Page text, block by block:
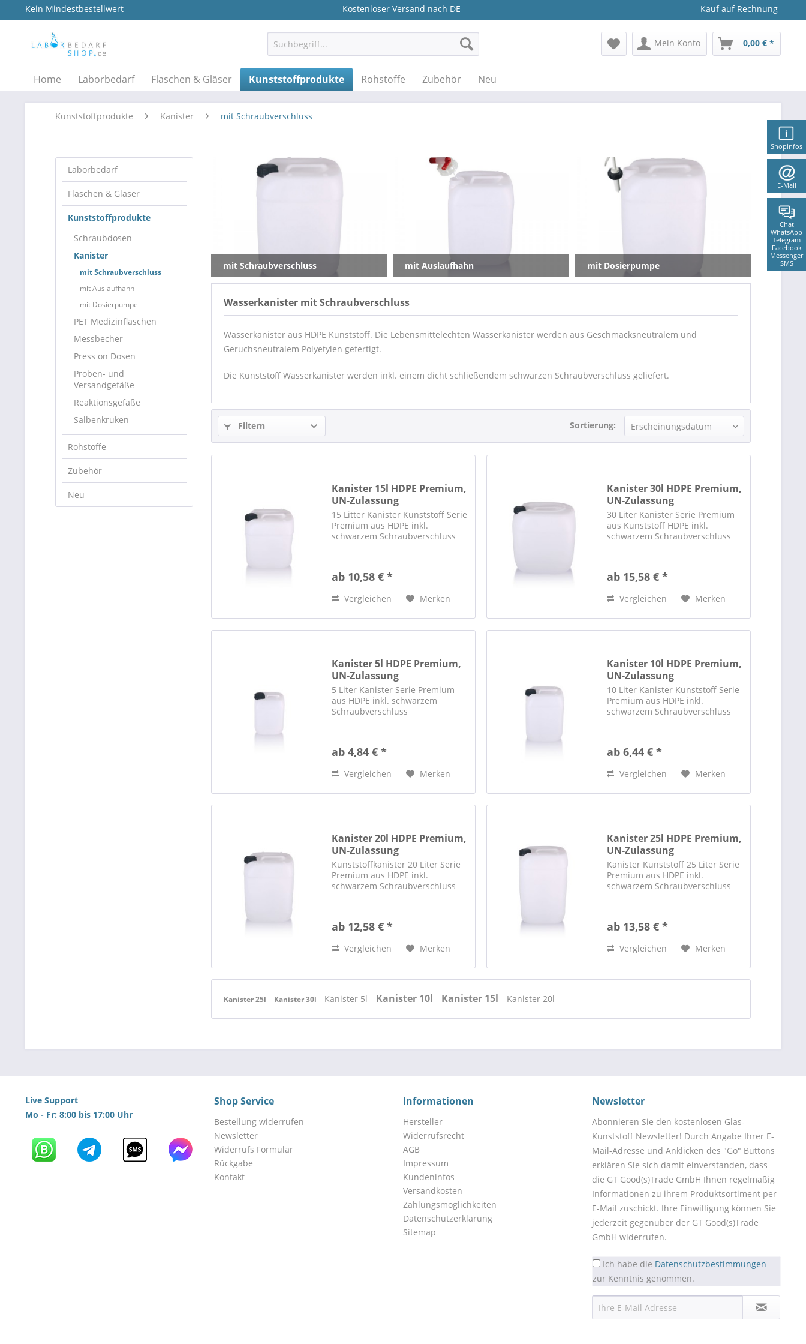
Shopinfos
E-Mail
Chat
WhatsApp
Telegram
Facebook
Messenger
SMS
Kein Mindestbestellwert Kostenloser Versand nach DE Kauf auf Rechnung
Mein Konto 0,00 € *
Home Laborbedarf Flaschen & Gläser Kunststoffprodukte Rohstoffe Zubehör Neu
Kunststoffprodukte Kanister mit Schraubverschluss
Laborbedarf
Flaschen & Gläser
Kunststoffprodukte
Schraubdosen
Kanister
mit Schraubverschluss
mit Auslaufhahn
mit Dosierpumpe
PET Medizinflaschen
Messbecher
Press on Dosen
Proben- und
Versandgefäße
Reaktionsgefäße
Salbenkruken
Rohstoffe
Zubehör
Neu
mit Schraubverschluss mit Auslaufhahn mit Dosierpumpe
Wasserkanister mit Schraubverschluss
Wasserkanister aus HDPE Kunststoff. Die Lebensmittelechten Wasserkanister werden aus Geschmacksneutralem und
Geruchsneutralem Polyetylen gefertigt.
Die Kunststoff Wasserkanister werden inkl. einem dicht schließendem schwarzen Schraubverschluss geliefert.
Filtern Sortierung:
Kanister 15l HDPE Premium,
UN-Zulassung
15 Litter Kanister Kunststoff Serie
Premium aus HDPE inkl.
schwarzem Schraubverschluss
ab 10,58 € *
Vergleichen Merken
Kanister 30l HDPE Premium,
UN-Zulassung
30 Liter Kanister Serie Premium
aus Kunststoff HDPE inkl.
schwarzem Schraubverschluss
ab 15,58 € *
Vergleichen Merken
Kanister 5l HDPE Premium,
UN-Zulassung
5 Liter Kanister Serie Premium
aus HDPE inkl. schwarzem
Schraubverschluss
ab 4,84 € *
Vergleichen Merken
Kanister 10l HDPE Premium,
UN-Zulassung
10 Liter Kanister Kunststoff Serie
Premium aus HDPE inkl.
schwarzem Schraubverschluss
ab 6,44 € *
Vergleichen Merken
Kanister 20l HDPE Premium,
UN-Zulassung
Kunststoffkanister 20 Liter Serie
Premium aus HDPE inkl.
schwarzem Schraubverschluss
ab 12,58 € *
Vergleichen Merken
Kanister 25l HDPE Premium,
UN-Zulassung
Kanister Kunststoff 25 Liter Serie
Premium aus HDPE inkl.
schwarzem Schraubverschluss
ab 13,58 € *
Vergleichen Merken
Kanister 25l Kanister 30l Kanister 5l Kanister 10l Kanister 15l Kanister 20l
Live Support
Mo - Fr: 8:00 bis 17:00 Uhr
Shop Service
Bestellung widerrufen
Newsletter
Widerrufs Formular
Rückgabe
Kontakt
Informationen
Hersteller
Widerrufsrecht
AGB
Impressum
Kundeninfos
Versandkosten
Zahlungsmöglichkeiten
Datenschutzerklärung
Sitemap
Newsletter
Abonnieren Sie den kostenlosen Glas-
Kunststoff Newsletter! Durch Angabe Ihrer E-
Mail-Adresse und Anklicken des "Go" Buttons
erklären Sie sich damit einverstanden, dass
die GT Good(s)Trade GmbH Ihnen regelmäßig
Informationen zu ihrem Produktsortiment per
E-Mail zuschickt. Ihre Einwilligung können Sie
jederzeit gegenüber der GT Good(s)Trade
GmbH widerrufen.
Ich habe die Datenschutzbestimmungen
zur Kenntnis genommen.